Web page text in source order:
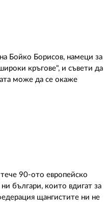
Бойко Борисов, намеци за
кръгове", и съвети да
може да се окаже
90-ото европейско
българи, които вдигат за
щангистите ни не